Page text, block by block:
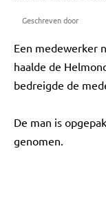
Geschreven door
Een medewerker
haalde de
bedreigde de
De man is
genomen.